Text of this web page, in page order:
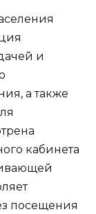
и
а также
кабинета
посещения